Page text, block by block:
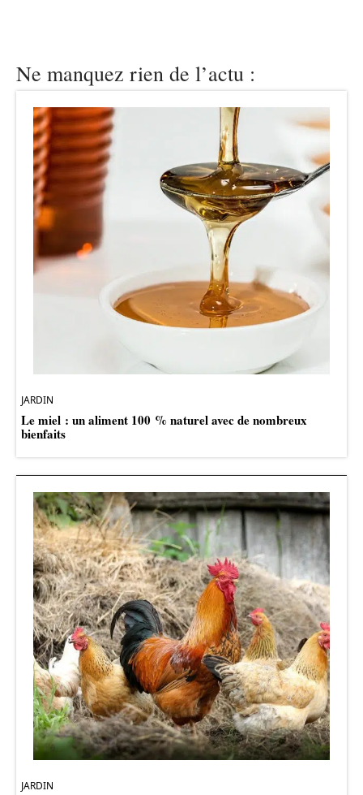
Ne manquez rien de l’actu :
JARDIN
Le miel : un aliment 100 % naturel avec de nombreux
bienfaits
JARDIN